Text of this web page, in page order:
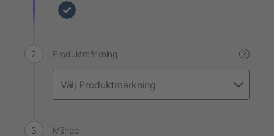
Produktmärkning ?
Mängd